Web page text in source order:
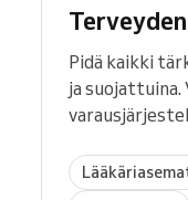
Pidä kaikki
ja